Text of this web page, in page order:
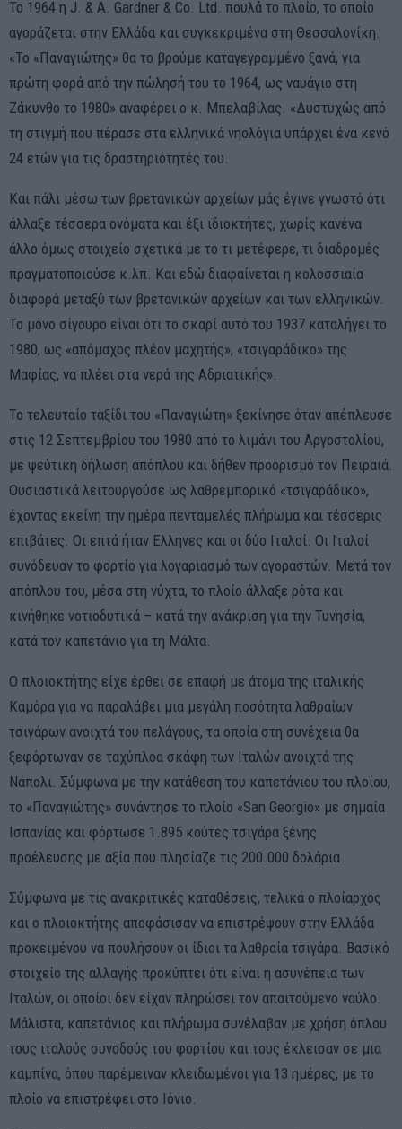
Το 1964 η J. & A. Gardner & Co. Ltd. πουλά το πλοίο, το οποίο
αγοράζεται στην Ελλάδα και συγκεκριμένα στη Θεσσαλονίκη.
«Το «Παναγιώτης» θα το βρούμε καταγεγραμμένο ξανά, για
πρώτη φορά από την πώλησή του το 1964, ως ναυάγιο στη
Ζάκυνθο το 1980» αναφέρει ο κ. Μπελαβίλας. «Δυστυχώς από
τη στιγμή που πέρασε στα ελληνικά νηολόγια υπάρχει ένα κενό
24 ετών για τις δραστηριότητές του.
Και πάλι μέσω των βρετανικών αρχείων μάς έγινε γνωστό ότι
άλλαξε τέσσερα ονόματα και έξι ιδιοκτήτες, χωρίς κανένα
άλλο όμως στοιχείο σχετικά με το τι μετέφερε, τι διαδρομές
πραγματοποιούσε κ.λπ. Και εδώ διαφαίνεται η κολοσσιαία
διαφορά μεταξύ των βρετανικών αρχείων και των ελληνικών.
Το μόνο σίγουρο είναι ότι το σκαρί αυτό του 1937 καταλήγει το
1980, ως «απόμαχος πλέον μαχητής», «τσιγαράδικο» της
Μαφίας, να πλέει στα νερά της Αδριατικής».
Το τελευταίο ταξίδι του «Παναγιώτη» ξεκίνησε όταν απέπλευσε
στις 12 Σεπτεμβρίου του 1980 από το λιμάνι του Αργοστολίου,
με ψεύτικη δήλωση απόπλου και δήθεν προορισμό τον Πειραιά.
Ουσιαστικά λειτουργούσε ως λαθρεμπορικό «τσιγαράδικο»,
έχοντας εκείνη την ημέρα πενταμελές πλήρωμα και τέσσερις
επιβάτες. Οι επτά ήταν Ελληνες και οι δύο Ιταλοί. Οι Ιταλοί
συνόδευαν το φορτίο για λογαριασμό των αγοραστών. Μετά τον
απόπλου του, μέσα στη νύχτα, το πλοίο άλλαξε ρότα και
κινήθηκε νοτιοδυτικά – κατά την ανάκριση για την Τυνησία,
κατά τον καπετάνιο για τη Μάλτα.
Ο πλοιοκτήτης είχε έρθει σε επαφή με άτομα της ιταλικής
Καμόρα για να παραλάβει μια μεγάλη ποσότητα λαθραίων
τσιγάρων ανοιχτά του πελάγους, τα οποία στη συνέχεια θα
ξεφόρτωναν σε ταχύπλοα σκάφη των Ιταλών ανοιχτά της
Νάπολι. Σύμφωνα με την κατάθεση του καπετάνιου του πλοίου,
το «Παναγιώτης» συνάντησε το πλοίο «San Georgio» με σημαία
Ισπανίας και φόρτωσε 1.895 κούτες τσιγάρα ξένης
προέλευσης με αξία που πλησίαζε τις 200.000 δολάρια.
Σύμφωνα με τις ανακριτικές καταθέσεις, τελικά ο πλοίαρχος
και ο πλοιοκτήτης αποφάσισαν να επιστρέψουν στην Ελλάδα
προκειμένου να πουλήσουν οι ίδιοι τα λαθραία τσιγάρα. Βασικό
στοιχείο της αλλαγής προκύπτει ότι είναι η ασυνέπεια των
Ιταλών, οι οποίοι δεν είχαν πληρώσει τον απαιτούμενο ναύλο.
Μάλιστα, καπετάνιος και πλήρωμα συνέλαβαν με χρήση όπλου
τους ιταλούς συνοδούς του φορτίου και τους έκλεισαν σε μια
καμπίνα, όπου παρέμειναν κλειδωμένοι για 13 ημέρες, με το
πλοίο να επιστρέφει στο Ιόνιο.